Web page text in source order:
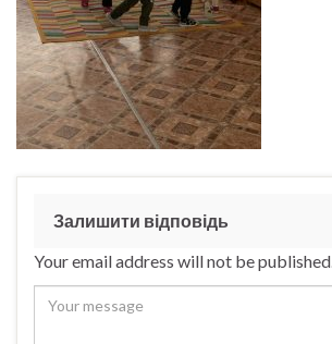
Залишити відповідь
Your email address will not be published.